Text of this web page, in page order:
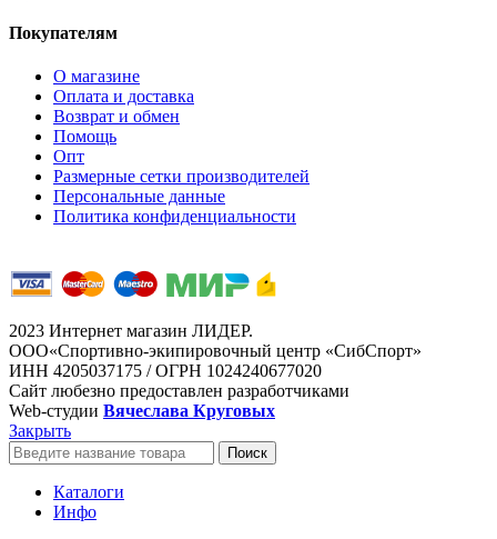
Покупателям
О магазине
Оплата и доставка
Возврат и обмен
Помощь
Опт
Размерные сетки производителей
Персональные данные
Политика конфиденциальности
2023 Интернет магазин ЛИДЕР.
ООО«Спортивно-экипировочный центр «СибСпорт»
ИНН 4205037175 / ОГРН 1024240677020
Сайт любезно предоставлен разработчиками
Web-студии Вячеслава Круговых
Закрыть
Поиск
Каталоги
Инфо